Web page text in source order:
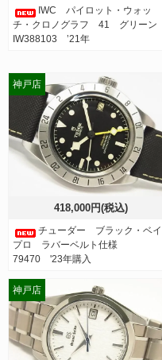
IWC パイロット・ウォッ
チ・クロノグラフ 41 グリーン
IW388103 ’21年
418,000円(税込)
チューダー ブラック・ベイ
プロ ラバーベルト仕様
79470 '23年購入
神戸店
神戸店